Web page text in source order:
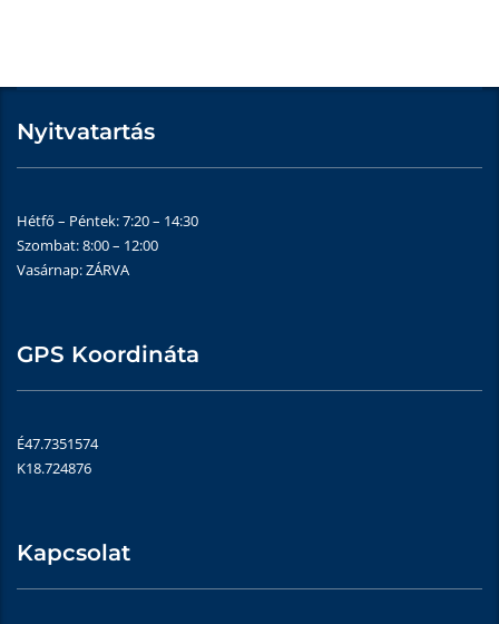
Nyitvatartás
Hétfő – Péntek: 7:20 – 14:30
Szombat: 8:00 – 12:00
Vasárnap: ZÁRVA
GPS Koordináta
É47.7351574
K18.724876
Kapcsolat